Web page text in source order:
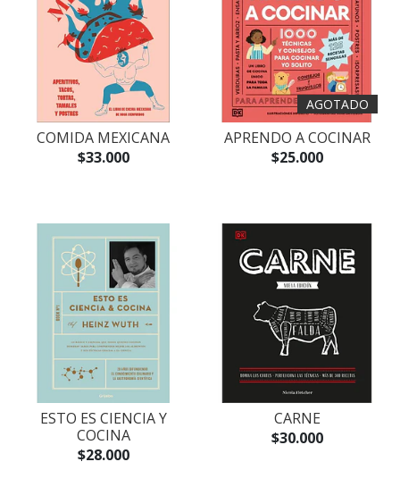
COMIDA MEXICANA
$33.000
AGOTADO
APRENDO A COCINAR
$25.000
ESTO ES CIENCIA Y
COCINA
$28.000
CARNE
$30.000